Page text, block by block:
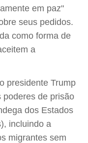
em paz"
seus pedidos.
como forma de
a
presidente Trump
poderes de prisão
dos Estados
incluindo a
migrantes sem